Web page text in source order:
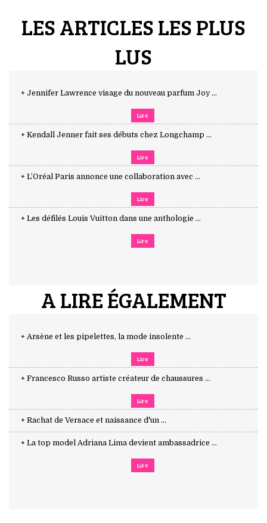
LES ARTICLES LES PLUS
LUS
+ Jennifer Lawrence visage du nouveau parfum Joy ...
Lire
+ Kendall Jenner fait ses débuts chez Longchamp ...
Lire
+ L’Oréal Paris annonce une collaboration avec ...
Lire
+ Les défilés Louis Vuitton dans une anthologie ...
Lire
A LIRE ÉGALEMENT
+ Arsène et les pipelettes, la mode insolente ...
Lire
+ Francesco Russo artiste créateur de chaussures ...
Lire
+ Rachat de Versace et naissance d'un ...
+ La top model Adriana Lima devient ambassadrice ...
Lire